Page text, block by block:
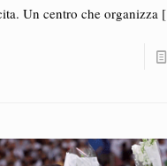
Un centro che organizza